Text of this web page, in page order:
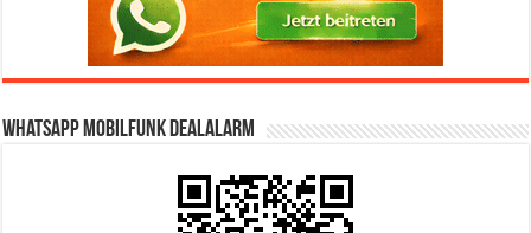
WhatsApp Mobilfunk DealAlarm